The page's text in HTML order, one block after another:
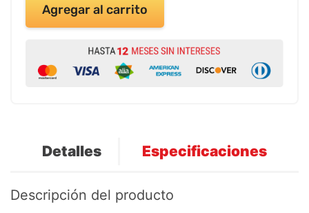
Agregar al carrito
Detalles Especificaciones
Descripción del producto